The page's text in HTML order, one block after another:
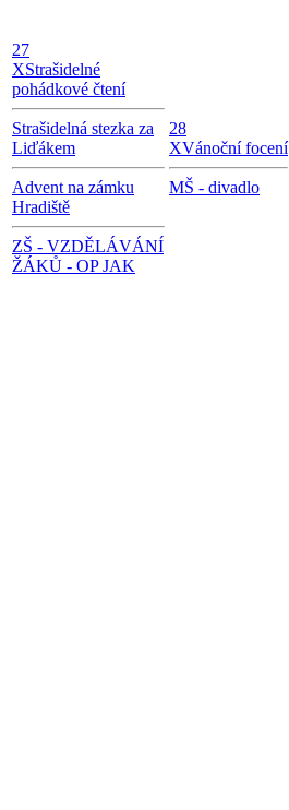
27
XStrašidelné
pohádkové čtení
Strašidelná stezka za
Liďákem
Advent na zámku
Hradiště
ZŠ - VZDĚLÁVÁNÍ
ŽÁKŮ - OP JAK
28
XVánoční focení
MŠ - divadlo